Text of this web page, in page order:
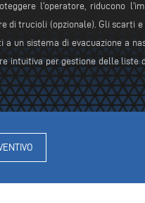
l'operatore, riducono
di trucioli (opzionale). Gli scarti
a un sistema di evacuazione a
intuitiva per gestione delle liste